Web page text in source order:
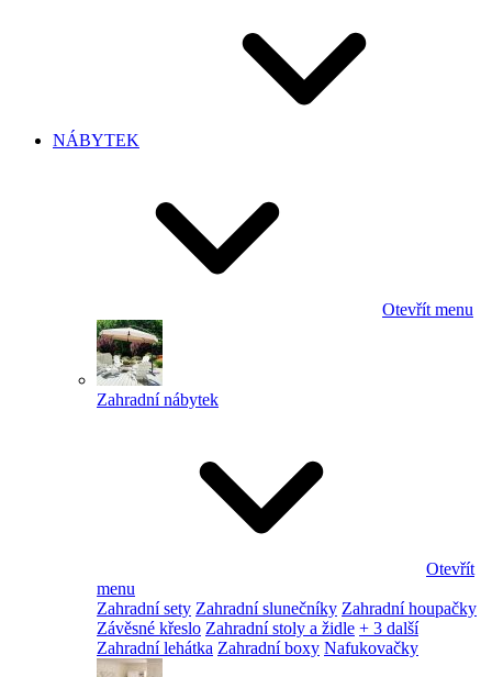
NÁBYTEK
Otevřít menu
Zahradní nábytek
Otevřít
menu
Zahradní sety Zahradní slunečníky Zahradní houpačky
Závěsné křeslo Zahradní stoly a židle + 3 další
Zahradní lehátka Zahradní boxy Nafukovačky